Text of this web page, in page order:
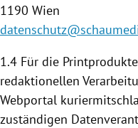
1190 Wien
1.4 Für die
redaktionellen
Webportal
zuständigen